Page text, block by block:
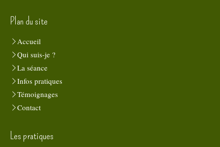
Plan du site
Accueil
Qui suis-je ?
La séance
Infos pratiques
Témoignages
Contact
Les pratiques